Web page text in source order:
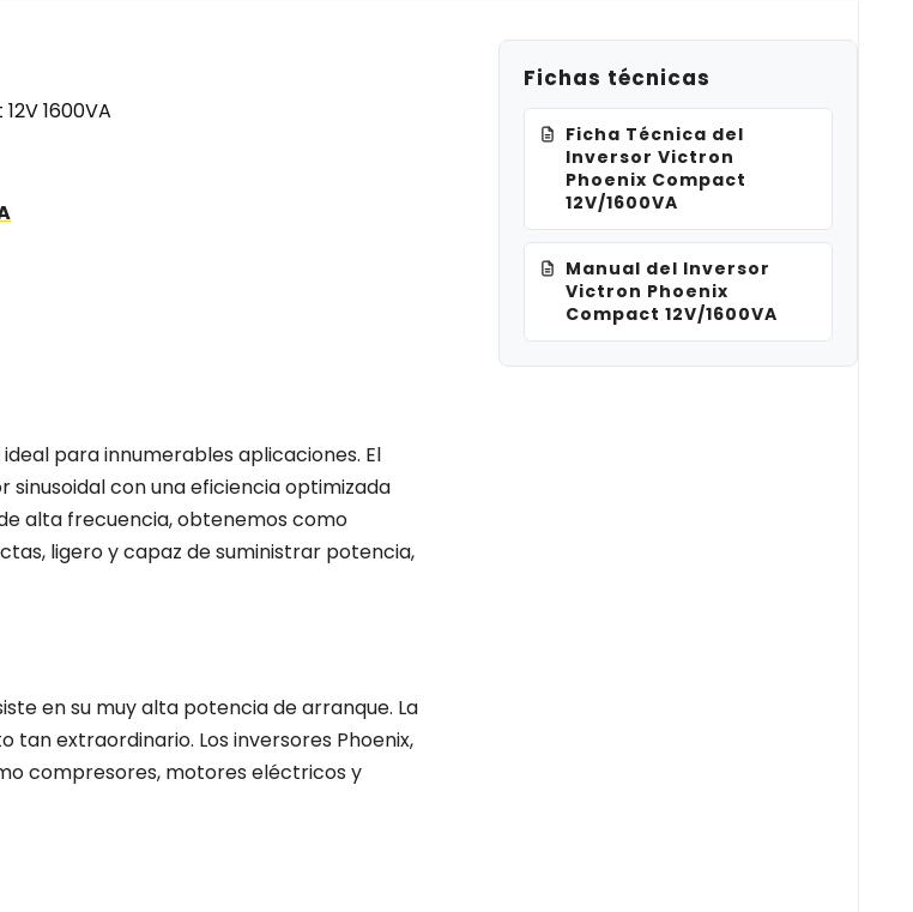
1600VA
para innumerables aplicaciones. El
sinusoidal con una eficiencia optimizada
alta frecuencia, obtenemos como
ligero y capaz de suministrar potencia,
en su muy alta potencia de arranque. La
extraordinario. Los inversores Phoenix,
compresores, motores eléctricos y
Fichas técnicas
Ficha Técnica del
Inversor Victron
Phoenix Compact
12V/1600VA
Manual del Inversor
Victron Phoenix
Compact 12V/1600VA